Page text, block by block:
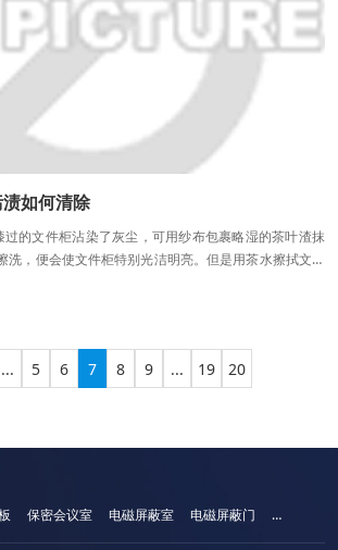
又包含了多点接地特性，所以，其在接地系统中，对低
，而这，在宽带敏感电路中，是必不可少的。所以，基
结论，并且，也可以屏蔽机房的接地效果。 3.屏蔽机
有一些注意事项?对其中的滤波器，是否有严禁事项?
是有一些注意事项的，而且，这对我们来讲，也是必须
是会影响到屏蔽机房的屏蔽效果的。而其中的滤波器，
是为，不能接漏电保护器这一个。 电磁屏蔽室
一些设备，大家需要多多的注意，不仅仅是电磁信号的
是很多的，像是手机便是有电磁信号的，一般来说很多
触来盗取您的信息。
如何清除
的文件柜沾染了灰尘，可用纱布包裹略湿的茶叶渣抹
洗，便会使文件柜特别光洁明亮。但是用茶水擦拭文件
水的微湿抹布再将茶水擦干净。因为茶水通常会有茶
此抹布擦桌子等木制文件柜，去除污垢效果很好。后记
然会有奶臭味儿。这种方法适用于多种皮质、漆面。
面上，然后再用一块软布用力擦。因为醋酸能软化污垢
方法适用于红木外观的保养，以及其它被油墨迹等污
... 5 6 7 8 9 ... 19 20
保密会议室 电磁屏蔽室 电磁屏蔽门 手机屏蔽柜